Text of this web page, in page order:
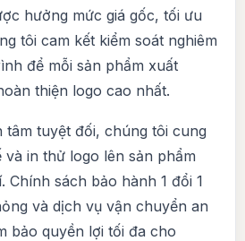
hưởng mức giá gốc, tối ưu
tôi cam kết kiểm soát nghiêm
để mỗi sản phẩm xuất
thiện logo cao nhất.
tâm tuyệt đối, chúng tôi cung
in thử logo lên sản phẩm
Chính sách bảo hành 1 đổi 1
và dịch vụ vận chuyển an
bảo quyền lợi tối đa cho